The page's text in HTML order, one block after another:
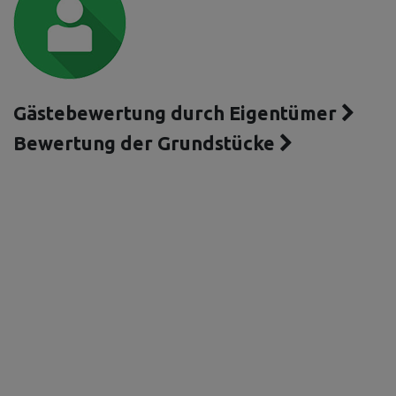
Gästebewertung durch Eigentümer
Bewertung der Grundstücke